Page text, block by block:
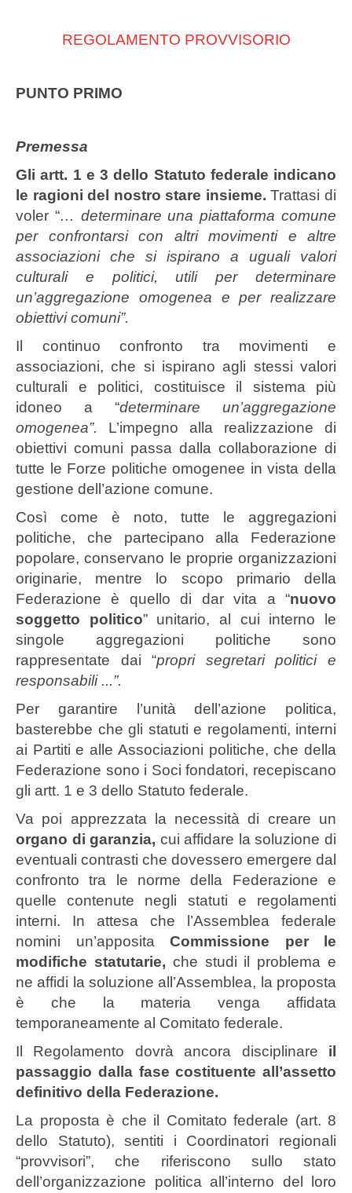
REGOLAMENTO PROVVISORIO
PUNTO PRIMO
Premessa
Gli artt. 1 e 3 dello Statuto federale indicano
le ragioni del nostro stare insieme.Trattasi di
voler “… determinare una piattaforma comune
per confrontarsi con altri movimenti e altre
associazioni che si ispirano a uguali valori
culturali e politici, utili per determinare
un’aggregazione omogenea e per realizzare
obiettivi comuni”.
Il continuo confronto tra movimenti e
associazioni, che si ispirano agli stessi valori
culturali e politici, costituisce il sistema più
idoneo a “determinare un’aggregazione
omogenea”. L’impegno alla realizzazione di
obiettivi comuni passa dalla collaborazione di
tutte le Forze politiche omogenee in vista della
gestione dell’azione comune.
Così come è noto, tutte le aggregazioni
politiche, che partecipano alla Federazione
popolare, conservano le proprie organizzazioni
originarie, mentre lo scopo primario della
Federazione è quello di dar vita a “nuovo
soggetto politico” unitario, al cui interno le
singole aggregazioni politiche sono
rappresentate dai “propri segretari politici e
responsabili ...”.
Per garantire l’unità dell’azione politica,
basterebbe che gli statuti e regolamenti, interni
ai Partiti e alle Associazioni politiche, che della
Federazione sono i Soci fondatori, recepiscano
gli artt. 1 e 3 dello Statuto federale.
Va poi apprezzata la necessità di creare un
organo di garanzia, cui affidare la soluzione di
eventuali contrasti che dovessero emergere dal
confronto tra le norme della Federazione e
quelle contenute negli statuti e regolamenti
interni. In attesa che l’Assemblea federale
nomini un’apposita Commissione per le
modifiche statutarie, che studi il problema e
ne affidi la soluzione all’Assemblea, la proposta
è che la materia venga affidata
temporaneamente al Comitato federale.
Il Regolamento dovrà ancora disciplinare il
passaggio dalla fase costituente all’assetto
definitivo della Federazione.
La proposta è che il Comitato federale (art. 8
dello Statuto), sentiti i Coordinatori regionali
“provvisori”, che riferiscono sullo stato
dell’organizzazione politica all’interno del loro